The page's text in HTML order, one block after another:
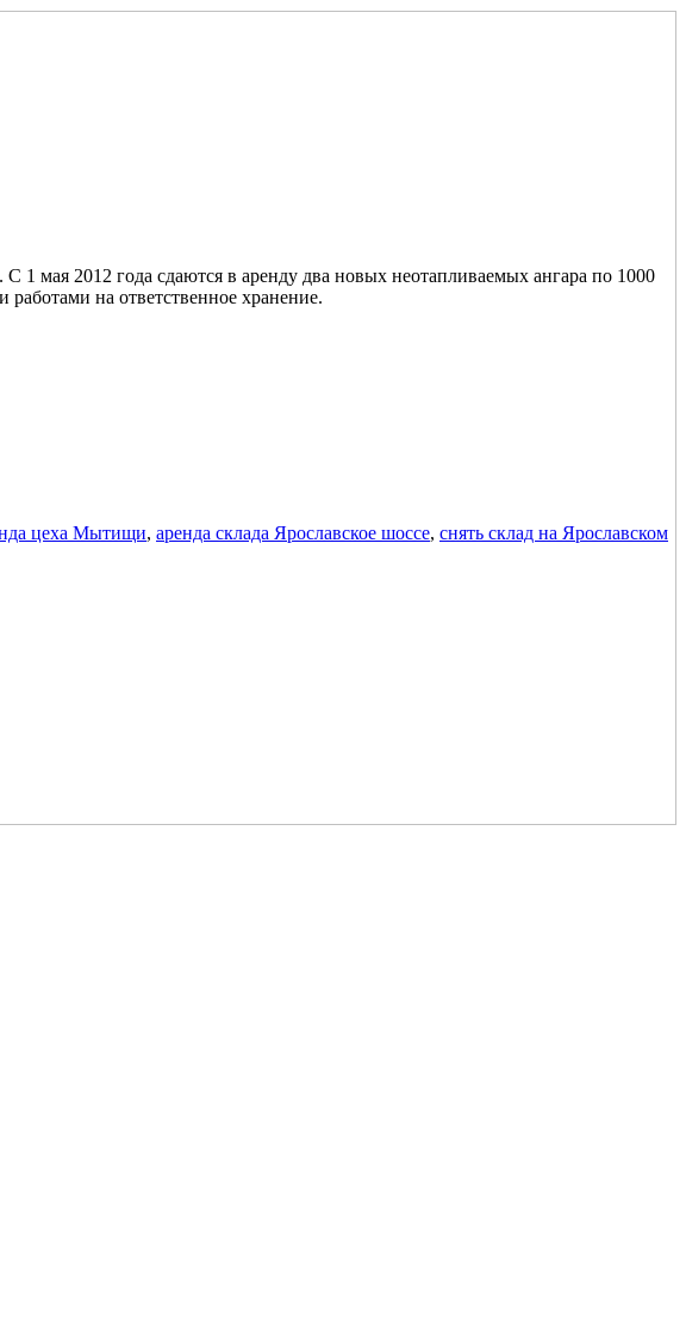
2012 года сдаются в аренду два новых неотапливаемых ангара по 1000
на ответственное хранение.
цеха Мытищи, аренда склада Ярославское шоссе, снять склад на Ярославском